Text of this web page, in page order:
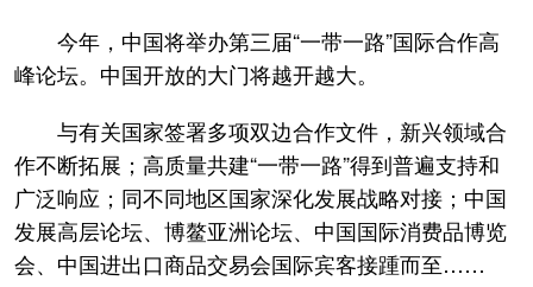
今年，中国将举办第三届“一带一路”国际合作高
峰论坛。中国开放的大门将越开越大。
与有关国家签署多项双边合作文件，新兴领域合
作不断拓展；高质量共建“一带一路”得到普遍支持和
广泛响应；同不同地区国家深化发展战略对接；中国
发展高层论坛、博鳌亚洲论坛、中国国际消费品博览
会、中国进出口商品交易会国际宾客接踵而至……